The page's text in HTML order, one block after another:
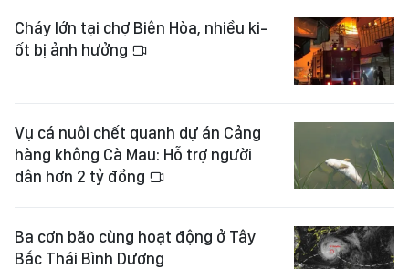
Cháy lớn tại chợ Biên Hòa, nhiều ki-
ốt bị ảnh hưởng
Vụ cá nuôi chết quanh dự án Cảng
hàng không Cà Mau: Hỗ trợ người
dân hơn 2 tỷ đồng
Ba cơn bão cùng hoạt động ở Tây
Bắc Thái Bình Dương